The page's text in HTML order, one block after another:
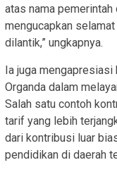
atas nama pemerintah
mengucapkan
dilantik,” ungkapnya.
Ia juga
Organda dalam
Salah satu contoh
tarif yang lebih
dari kontribusi luar
pendidikan di daerah